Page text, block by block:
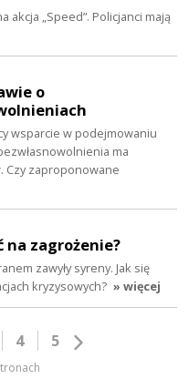
akcja „Speed”. Policjanci mają
o
wsparcie w podejmowaniu
ma
Czy zaproponowane
na zagrożenie?
zawyły syreny. Jak się
kryzysowych? » więcej
4 5